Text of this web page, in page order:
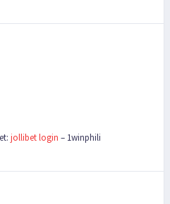
jollibet login – 1winphili